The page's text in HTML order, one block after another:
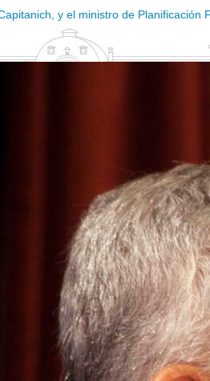
y el ministro de